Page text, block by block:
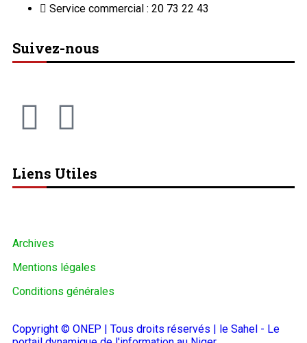
Service commercial : 20 73 22 43
Suivez-nous
Liens Utiles
Archives
Mentions légales
Conditions générales
Copyright © ONEP | Tous droits réservés | le Sahel - Le